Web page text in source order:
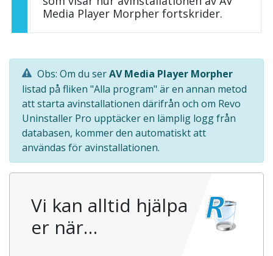
Media Player Morpher fortskrider.
Obs: Om du serAV Media Player Morpher
listad på fliken "Alla program" är en annan metod
att starta avinstallationen därifrån och om Revo
Uninstaller Pro upptäcker en lämplig logg från
databasen, kommer den automatiskt att
användas för avinstallationen.
Vi kan alltid hjälpa
er när…